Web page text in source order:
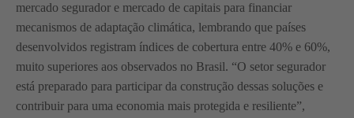
mercado segurador e mercado de capitais para financiar
mecanismos de adaptação climática, lembrando que países
desenvolvidos registram índices de cobertura entre 40% e 60%,
muito superiores aos observados no Brasil. “O setor segurador
está preparado para participar da construção dessas soluções e
contribuir para uma economia mais protegida e resiliente”,